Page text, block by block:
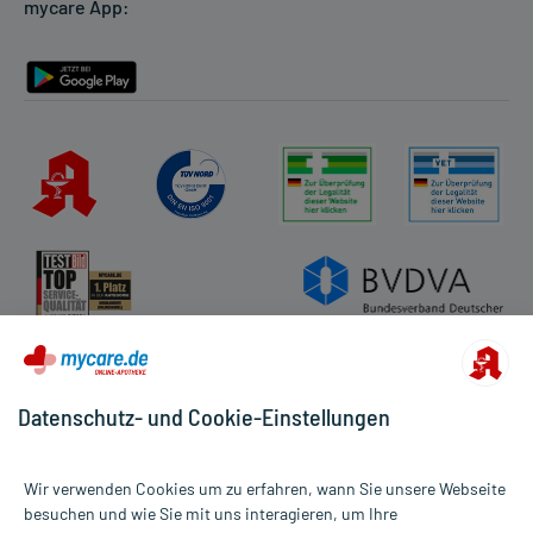
Rückgabe/Widerruf
mycare App:
Datenschutz- und Cookie-Einstellungen
Wir verwenden Cookies um zu erfahren, wann Sie unsere Webseite
besuchen und wie Sie mit uns interagieren, um Ihre